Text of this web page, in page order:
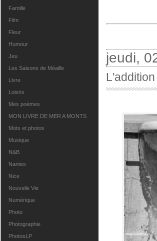
Famille
Film
Fleur
Humour
Jeu
Les Saisons de Méaille
Livre
Loisirs
Mes poèmes
MON LIVRE DE MER A MONTS
Mots et photos
Musique
N&B
Nantes
Nice
Nouvelle Vie
Numérique
Photo
Photographie
PhotosLP
jeudi,